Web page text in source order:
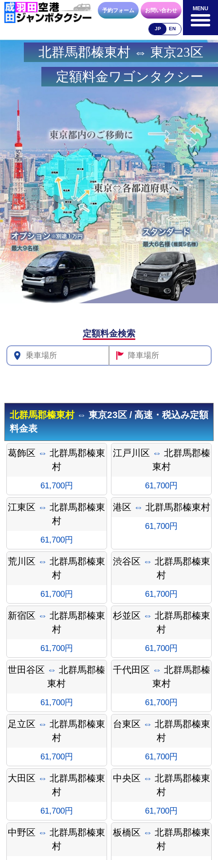
MENU
成田空港
料金表
羽田空港
料金表
空港送迎以外
料金表
車種・荷物 お支払方法 合流方法
お問合せ 予約フォーム
その他
料金
オプシ
ョン料
金
予約フォーム お問い合わせ
JP EN
MENU
北群馬郡榛東村 ⇔ 東京23区
定額料金ワゴンタクシー
定額料金検索
北群馬郡榛東村⇔ 東京23区 / 高速・税込み定額
料金表
葛飾区 ⇔ 北群馬郡榛東
村
61,700円
江戸川区 ⇔ 北群馬郡榛
東村
61,700円
江東区 ⇔ 北群馬郡榛東
村
61,700円
港区 ⇔ 北群馬郡榛東村
61,700円
荒川区 ⇔ 北群馬郡榛東
村
61,700円
渋谷区 ⇔ 北群馬郡榛東
村
61,700円
新宿区 ⇔ 北群馬郡榛東
村
61,700円
杉並区 ⇔ 北群馬郡榛東
村
61,700円
世田谷区 ⇔ 北群馬郡榛
東村
61,700円
千代田区 ⇔ 北群馬郡榛
東村
61,700円
足立区 ⇔ 北群馬郡榛東
村
61,700円
台東区 ⇔ 北群馬郡榛東
村
61,700円
大田区 ⇔ 北群馬郡榛東
村
61,700円
中央区 ⇔ 北群馬郡榛東
村
61,700円
中野区 ⇔ 北群馬郡榛東
村
板橋区 ⇔ 北群馬郡榛東
村